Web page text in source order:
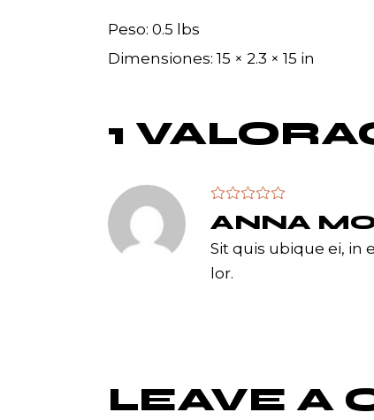
Peso 0.5 lbs
Dimensiones 15 × 2.3 × 15 in
1
ANNA
Sit quis ubique ei, in
lor.
LEAVE A